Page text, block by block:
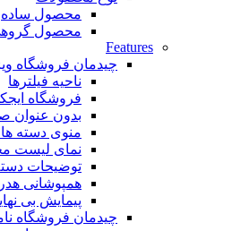
محصول ساده
محصول
Features
چیدمان فروشگاه
ناحیه فیلترها
فروشگاه
بدون عنوان
منوی دسته
نمای لیست
توضیحات
همپوشانی هدر
پیمایش بی
چیدمان فروشگاه